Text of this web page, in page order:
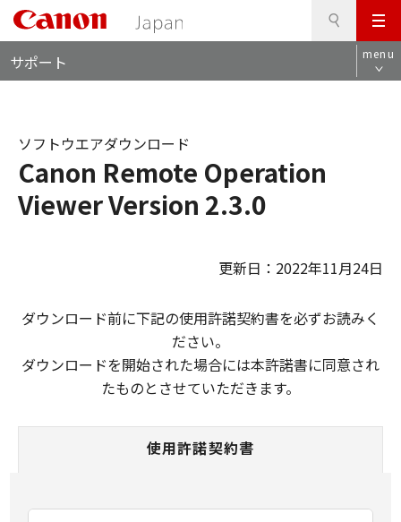
メ
ニ
ュ
サポート menu
Canon Remote Operation
Viewer Version 2.3.0
ソフトウエアダウンロード
更新日：2022年11月24日
ダウンロード前に下記の使用許諾契約書を必ずお読みく
ださい。
ダウンロードを開始された場合には本許諾書に同意され
たものとさせていただきます。
使用許諾契約書